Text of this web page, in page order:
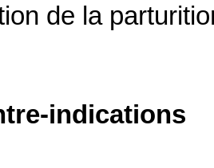
de la
indications